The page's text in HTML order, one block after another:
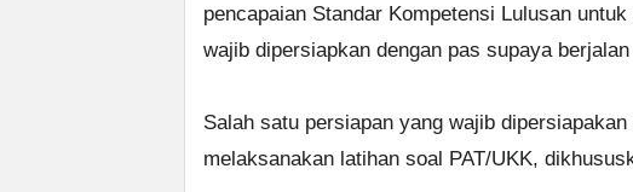
pencapaian Standar Kompetensi Lulusan
wajib dipersiapkan dengan pas supaya
Salah satu persiapan yang wajib
melaksanakan latihan soal PAT/UKK,